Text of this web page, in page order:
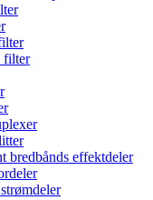
filter
bredbånds effektdeler